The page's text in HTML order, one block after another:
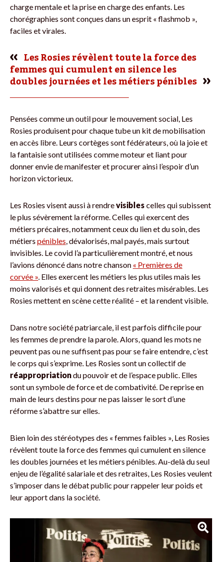
charge mentale et la prise en charge des enfants. Les
chorégraphies sont conçues dans un esprit « flashmob »,
faciles et virales.
Les Rosies révèlent toute la force des
femmes qui cumulent en silence les
doubles journées et les métiers pénibles
Pensées comme un outil pour le mouvement social, Les
Rosies produisent pour chaque tube un kit de mobilisation
en accès libre. Leurs cortèges sont fédérateurs, où la joie et
la fantaisie sont utilisées comme moteur et liant pour
donner envie de manifester et procurer ainsi l’espoir d’un
horizon victorieux.
Les Rosies visent aussi à rendrevisibles celles qui subissent
le plus sévèrement la réforme. Celles qui exercent des
métiers précaires, notamment ceux du lien et du soin, des
métiers pénibles , dévalorisés, mal payés, mais surtout
invisibles. Le covid l’a particulièrement montré, et nous
l’avions dénoncé dans notre chanson « Premières de
corvée » . Elles exercent les métiers les plus utiles mais les
moins valorisés et qui donnent des retraites misérables. Les
Rosies mettent en scène cette réalité – et la rendent visible.
Dans notre société patriarcale, il est parfois difficile pour
les femmes de prendre la parole. Alors, quand les mots ne
peuvent pas ou ne suffisent pas pour se faire entendre, c’est
le corps qui s’exprime. Les Rosies sont un collectif de
réappropriationdu pouvoir et de l’espace public. Elles
sont un symbole de force et de combativité. De reprise en
main de leurs destins pour ne pas laisser le sort d’une
réforme s’abattre sur elles.
Bien loin des stéréotypes des « femmes faibles », Les Rosies
révèlent toute la force des femmes qui cumulent en silence
les doubles journées et les métiers pénibles. Au-delà du seul
enjeu de l’égalité salariale et des retraites, Les Rosies veulent
s’imposer dans le débat public pour rappeler leur poids et
leur apport dans la société.